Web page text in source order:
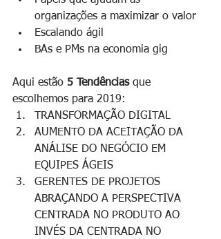
organizações a maximizar o valor
Escalando ágil
BAs e PMs na economia gig
Aqui estão 5 Tendências que
escolhemos para 2019:
TRANSFORMAÇÃO DIGITAL
AUMENTO DA ACEITAÇÃO DA
ANÁLISE DO NEGÓCIO EM
EQUIPES ÁGEIS
GERENTES DE PROJETOS
ABRAÇANDO A PERSPECTIVA
CENTRADA NO PRODUTO AO
INVÉS DA CENTRADA NO